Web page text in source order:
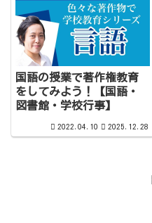
国語の授業で著作権教育
をしてみよう！【国語・
図書館・学校行事】
2022.04.10 2025.12.28